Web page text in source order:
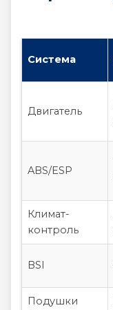
Система
Двигатель
ABS/ESP
Климат-
контроль
BSI
Подушки